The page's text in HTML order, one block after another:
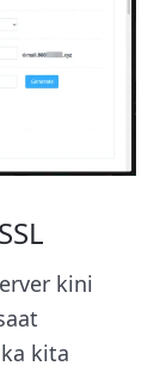
kini
kita